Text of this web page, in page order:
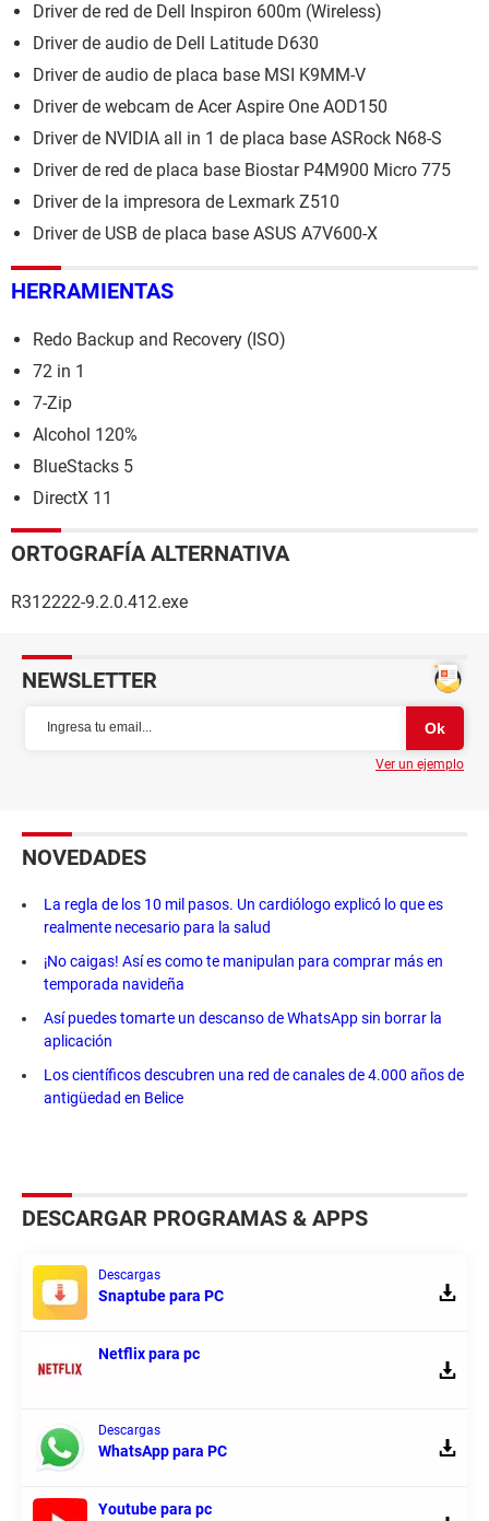
Driver de red de Dell Inspiron 600m (Wireless)
Driver de audio de Dell Latitude D630
Driver de audio de placa base MSI K9MM-V
Driver de webcam de Acer Aspire One AOD150
Driver de NVIDIA all in 1 de placa base ASRock N68-S
Driver de red de placa base Biostar P4M900 Micro 775
Driver de la impresora de Lexmark Z510
Driver de USB de placa base ASUS A7V600-X
HERRAMIENTAS
Redo Backup and Recovery (ISO)
72 in 1
7-Zip
Alcohol 120%
BlueStacks 5
DirectX 11
ORTOGRAFÍA ALTERNATIVA
R312222-9.2.0.412.exe
NEWSLETTER
Ver un ejemplo
NOVEDADES
La regla de los 10 mil pasos. Un cardiólogo explicó lo que es
realmente necesario para la salud
¡No caigas! Así es como te manipulan para comprar más en
temporada navideña
Así puedes tomarte un descanso de WhatsApp sin borrar la
aplicación
Los científicos descubren una red de canales de 4.000 años de
antigüedad en Belice
DESCARGAR PROGRAMAS & APPS
Descargas
Snaptube para PC
Netflix para pc
Descargas
WhatsApp para PC
Youtube para pc